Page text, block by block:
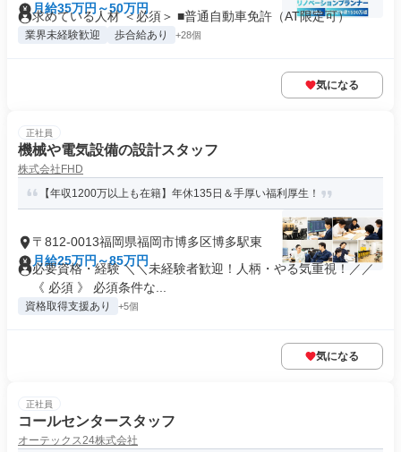
月給35万円～50万円
求めている人材 ＜必須＞ ■普通自動車免許（AT限定可）
業界未経験歓迎 歩合給あり +28個
気になる
正社員
機械や電気設備の設計スタッフ
株式会社FHD
【年収1200万以上も在籍】年休135日＆手厚い福利厚生！
〒812-0013福岡県福岡市博多区博多駅東
月給25万円～85万円
必要資格・経験 ＼＼未経験者歓迎！人柄・やる気重視！／／
《 必須 》 必須条件な...
資格取得支援あり +5個
気になる
正社員
コールセンタースタッフ
オーテックス24株式会社